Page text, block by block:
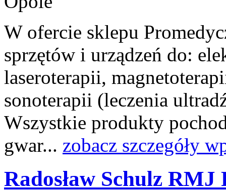
W ofercie sklepu
sprzętów i urządzeń do:
laseroterapii,
sonoterapii (leczenia
Wszystkie produkty
gwar... zobacz szczegóły
Radosław Schulz RMJ